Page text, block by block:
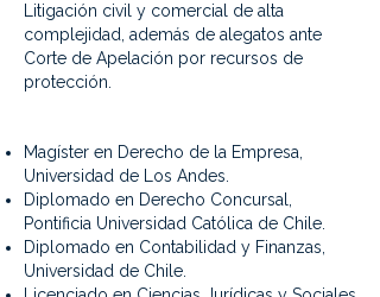
Litigación civil y comercial de alta
complejidad, además de alegatos ante
Corte de Apelación por recursos de
protección.
Magíster en Derecho de la Empresa,
Universidad de Los Andes.
Diplomado en Derecho Concursal,
Pontificia Universidad Católica de Chile.
Diplomado en Contabilidad y Finanzas,
Universidad de Chile.